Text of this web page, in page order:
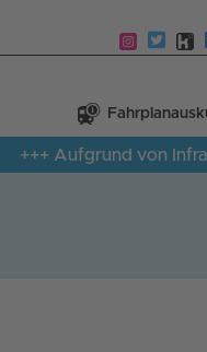
+++ Aufgrund von